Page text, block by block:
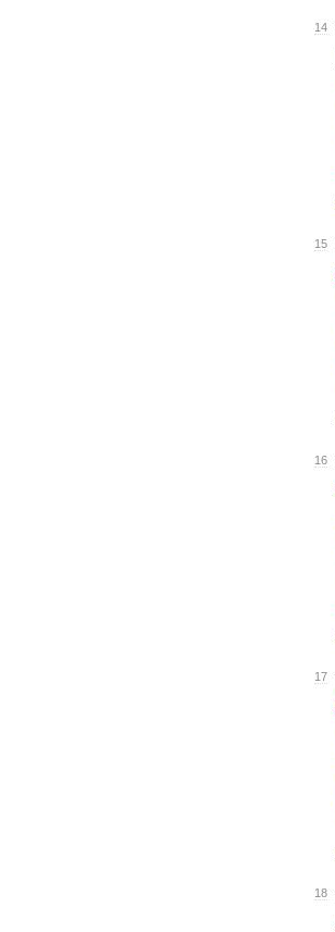
14
15
16
17
18